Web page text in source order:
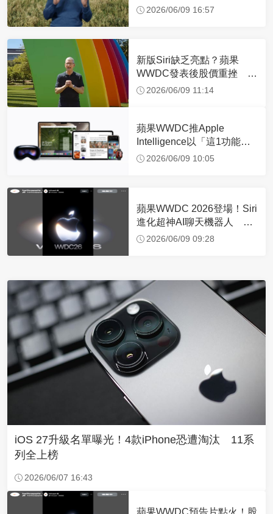
「AI時代新王」接棒挑戰！
2026/06/09 16:57
新版Siri缺乏亮點？蘋果
WWDC發表後股價重挫 專
家揭背後真相
2026/06/09 11:14
蘋果WWDC推Apple
Intelligence以「這1功能」
為核心 正式登場時間曝
2026/06/09 10:05
蘋果WWDC 2026登場！Siri
進化超神AI聊天機器人 6
大系統升級一次看
2026/06/09 09:28
iOS 27升級名單曝光！4款iPhone恐遭淘汰 11系
列全上榜
2026/06/07 16:43